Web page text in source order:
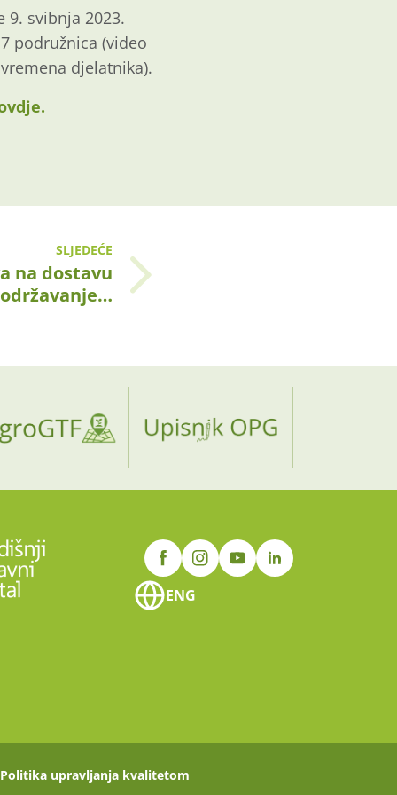
svibnja 2023.
podružnica (video
djelatnika).
SLJEDEĆE
na dostavu
ENG
Politika upravljanja kvalitetom